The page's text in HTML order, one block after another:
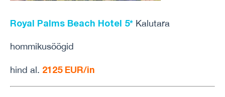
Royal Palms Beach Hotel 5* Kalutara
hommikusöögid
hind al. 2125 EUR/in